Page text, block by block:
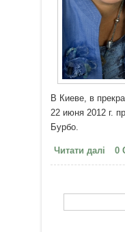
В Киеве, в
22 июня 2012 г.
Бурбо.
Читати далі
в
0